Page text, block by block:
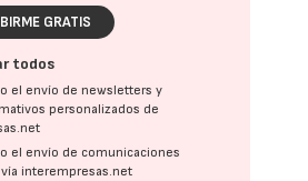
GRATIS
todos
el envío de newsletters y
personalizados de
el envío de comunicaciones
interempresas.net